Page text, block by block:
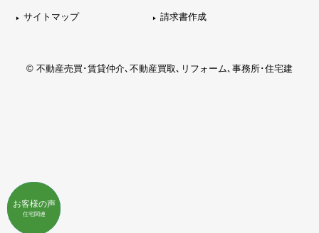
サイトマップ 請求書作成
© 不動産売買･賃貸仲介､不動産買取､リフォーム､事務所･住宅建
お客様の声
不動産関連
お客様の声
住宅関連